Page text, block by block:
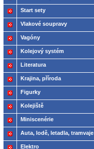
Start sety
Vlakové soupravy
Vagóny
Kolejový systém
Literatura
Krajina, příroda
Figurky
Kolejiště
Miniscenérie
Auta, lodě, letadla, tramvaje
Elektro